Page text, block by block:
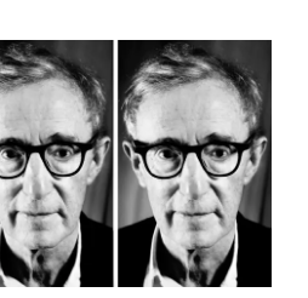
ŽVAIGŽDĖMIS“
–
ŽYMIAUSIOS
PRANCŪZŲ
KINO
AKTORĖS
AUDREY
TAUTOU
RETROSPEKTYVA